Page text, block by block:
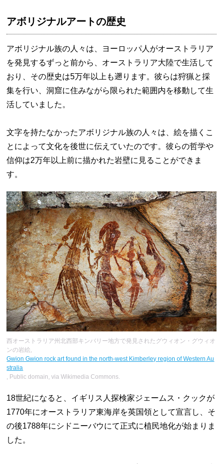
アボリジナルアートの歴史
アボリジナル族の人々は、ヨーロッパ人がオーストラリア
を発見するずっと前から、オーストラリア大陸で生活して
おり、その歴史は5万年以上も遡ります。彼らは狩猟と採
集を行い、洞窟に住みながら限られた範囲内を移動して生
活していました。
文字を持たなかったアボリジナル族の人々は、絵を描くこ
とによって文化を後世に伝えていたのです。彼らの哲学や
信仰は2万年以上前に描かれた岩壁に見ることができま
す。
西オーストラリア州北西部キンバリー地方で発見されたグウィオン・グウィオ
ンの岩絵,
Gwion Gwion rock art found in the north-west Kimberley region of Western Au
stralia
, Public domain, via Wikimedia Commons.
18世紀になると、イギリス人探検家ジェームス・クックが
1770年にオーストラリア東海岸を英国領として宣言し、そ
の後1788年にシドニーバウにて正式に植民地化が始まりま
した。